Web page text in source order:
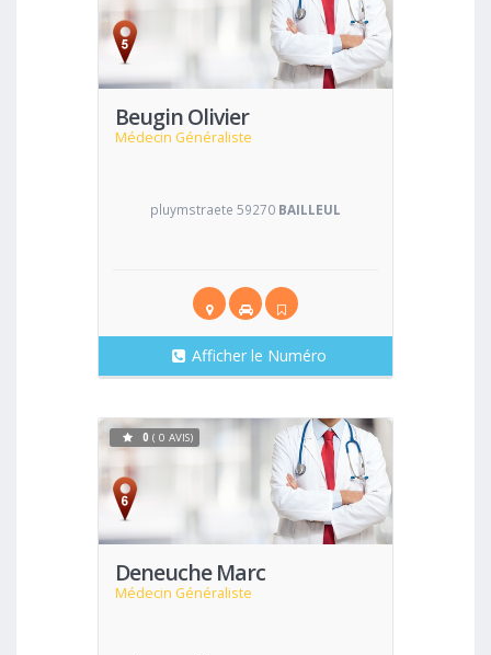
Beugin Olivier
Médecin Généraliste
Voir
pluymstraete 59270 BAILLEUL
Afficher le Numéro
Deneuche Marc
Médecin Généraliste
Voir
0 ( 0 AVIS)